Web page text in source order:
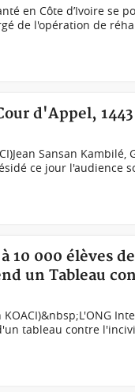
en Côte d’Ivoire se
de l'opération de
d'Appel,
Sansan Kambilé,
ce jour l'audience
10 000 élèves
un Tableau
tableau contre